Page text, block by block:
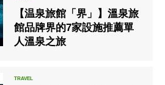
【温泉旅館「界」】溫泉旅
館品牌界的7家設施推薦單
人溫泉之旅